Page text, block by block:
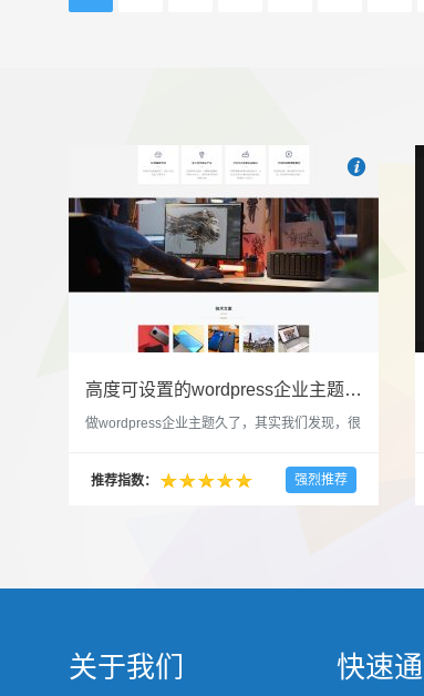

高度可设置的wordpress企业主题indigo分享
做wordpress企业主题久了，其实我们发现，很
配色和元素细节。为此我们创造了一个高可设
置，并且模块可以重复利用的wordpress企业主
推荐指数： 强烈推荐
关于我们 快速